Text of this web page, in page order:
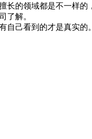
长的领域都是不一样的
了解。
自己看到的才是真实的